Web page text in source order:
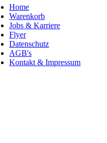
Home
Warenkorb
Jobs & Karriere
Flyer
Datenschutz
AGB's
Kontakt & Impressum